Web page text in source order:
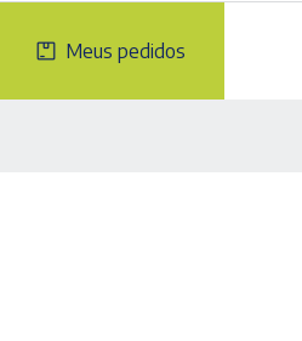
Meus pedidos